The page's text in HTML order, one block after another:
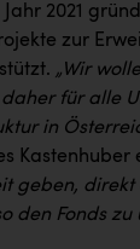
2021
zur
„Wir
für alle
in
geben,
den Fonds zu